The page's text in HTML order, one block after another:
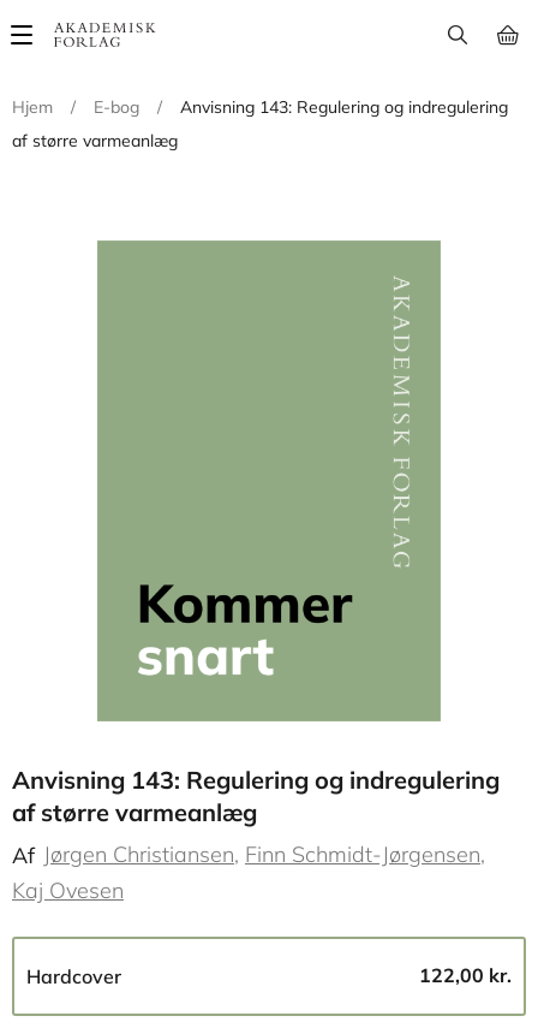
Main
Hjem
/ E-bog /
Anvisning 143: Regulering og indregulering
af større varmeanlæg
Anvisning 143: Regulering og indregulering
af større varmeanlæg
Af Jørgen Christiansen Finn Schmidt-Jørgensen
Kaj Ovesen
Hardcover 122,00 kr.